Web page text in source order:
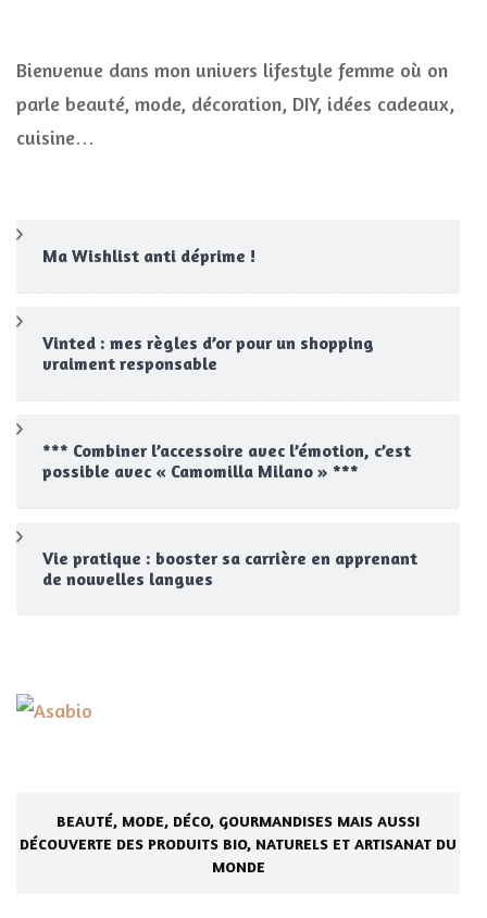
Bienvenue dans mon univers lifestyle femme où on
parle beauté, mode, décoration, DIY, idées cadeaux,
cuisine…
Ma Wishlist anti déprime !
Vinted : mes règles d’or pour un shopping
vraiment responsable
*** Combiner l’accessoire avec l’émotion, c’est
possible avec « Camomilla Milano » ***
Vie pratique : booster sa carrière en apprenant
de nouvelles langues
BEAUTÉ, MODE, DÉCO, GOURMANDISES MAIS AUSSI
DÉCOUVERTE DES PRODUITS BIO, NATURELS ET ARTISANAT DU
MONDE